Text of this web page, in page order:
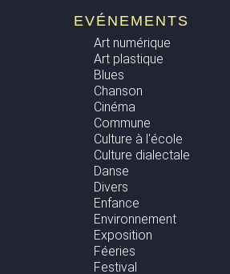
EVÉNEMENTS
Art numérique
Art plastique
Blues
Chanson
Cinéma
Commune
Culture à l'école
Culture dialectale
Danse
Divers
Enfance
Environnement
Exposition
Féeries
Festival